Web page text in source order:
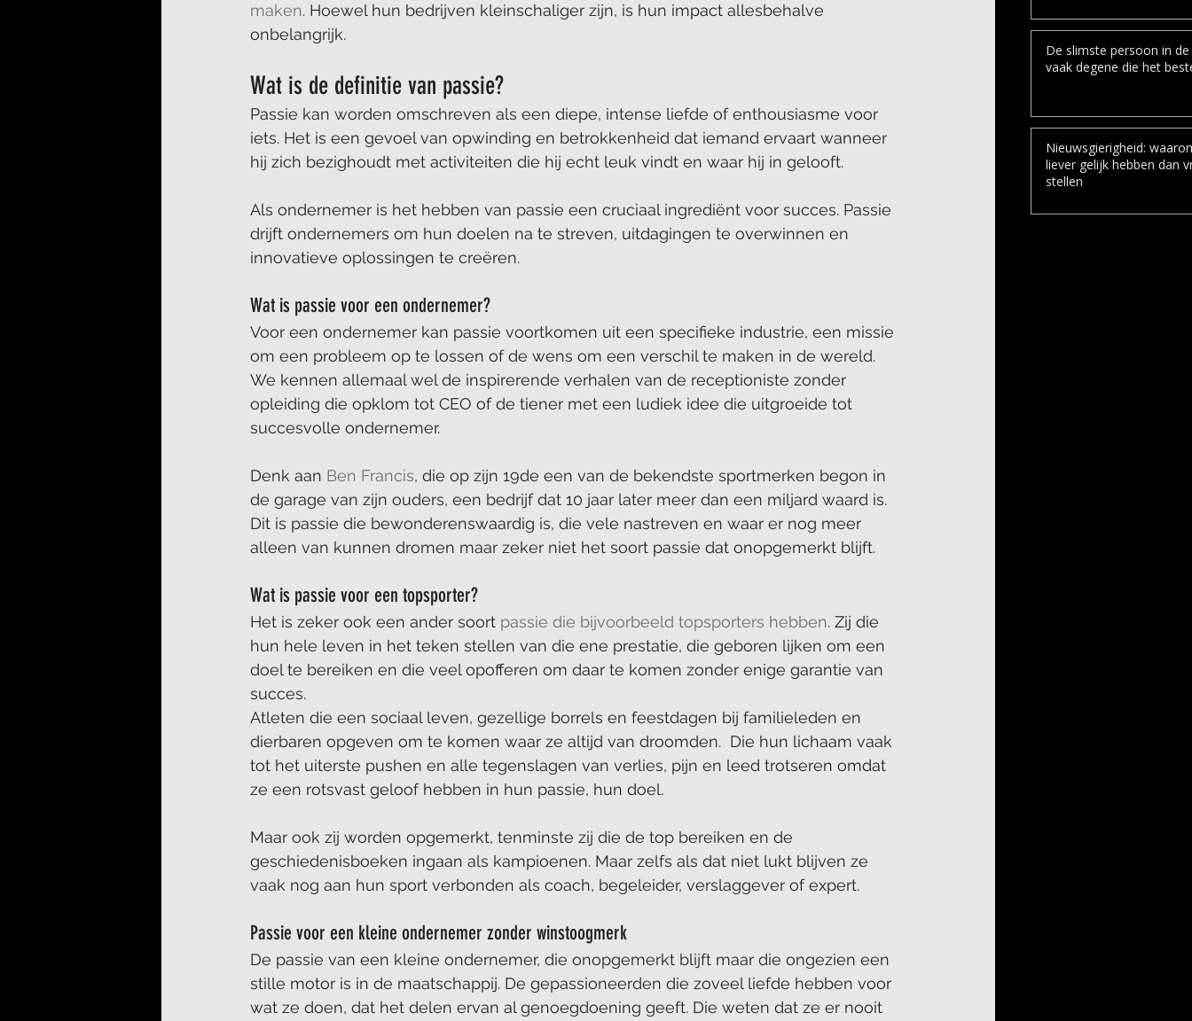
maken. Hoewel hun bedrijven kleinschaliger zijn, is hun impact allesbehalve
onbelangrijk.
Wat is de definitie van passie?
Passie kan worden omschreven als een diepe, intense liefde of enthousiasme voor
iets. Het is een gevoel van opwinding en betrokkenheid dat iemand ervaart wanneer
hij zich bezighoudt met activiteiten die hij echt leuk vindt en waar hij in gelooft.
Als ondernemer is het hebben van passie een cruciaal ingrediënt voor succes. Passie
drijft ondernemers om hun doelen na te streven, uitdagingen te overwinnen en
innovatieve oplossingen te creëren.
Wat is passie voor een ondernemer?
Voor een ondernemer kan passie voortkomen uit een specifieke industrie, een missie
om een probleem op te lossen of de wens om een verschil te maken in de wereld.
We kennen allemaal wel de inspirerende verhalen van de receptioniste zonder
opleiding die opklom tot CEO of de tiener met een ludiek idee die uitgroeide tot
succesvolle ondernemer.
Denk aan Ben Francis, die op zijn 19de een van de bekendste sportmerken begon in
de garage van zijn ouders, een bedrijf dat 10 jaar later meer dan een miljard waard is.
Dit is passie die bewonderenswaardig is, die vele nastreven en waar er nog meer
alleen van kunnen dromen maar zeker niet het soort passie dat onopgemerkt blijft.
Wat is passie voor een topsporter?
Het is zeker ook een ander soort passie die bijvoorbeeld topsporters hebben. Zij die
hun hele leven in het teken stellen van die ene prestatie, die geboren lijken om een
doel te bereiken en die veel opofferen om daar te komen zonder enige garantie van
succes.
Atleten die een sociaal leven, gezellige borrels en feestdagen bij familieleden en
dierbaren opgeven om te komen waar ze altijd van droomden.  Die hun lichaam vaak
tot het uiterste pushen en alle tegenslagen van verlies, pijn en leed trotseren omdat
ze een rotsvast geloof hebben in hun passie, hun doel.
Maar ook zij worden opgemerkt, tenminste zij die de top bereiken en de
geschiedenisboeken ingaan als kampioenen. Maar zelfs als dat niet lukt blijven ze
vaak nog aan hun sport verbonden als coach, begeleider, verslaggever of expert.
Passie voor een kleine ondernemer zonder winstoogmerk
De passie van een kleine ondernemer, die onopgemerkt blijft maar die ongezien een
stille motor is in de maatschappij. De gepassioneerden die zoveel liefde hebben voor
wat ze doen, dat het delen ervan al genoegdoening geeft. Die weten dat ze er nooit
De slimste persoon in de
vaak degene die het
Nieuwsgierigheid:
liever gelijk hebben dan
stellen